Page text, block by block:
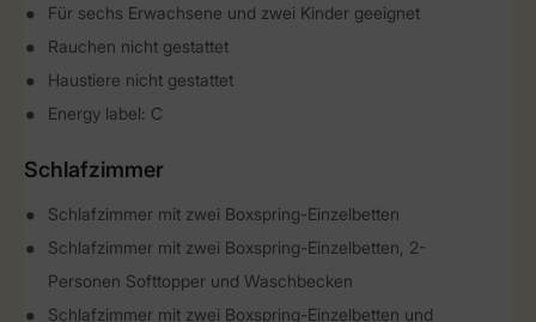
Für sechs Erwachsene und zwei Kinder geeignet
Rauchen nicht gestattet
Haustiere nicht gestattet
Energy label: C
Schlafzimmer
Schlafzimmer mit zwei Boxspring-Einzelbetten
Schlafzimmer mit zwei Boxspring-Einzelbetten, 2-
Personen Softtopper und Waschbecken
Schlafzimmer mit zwei Boxspring-Einzelbetten und